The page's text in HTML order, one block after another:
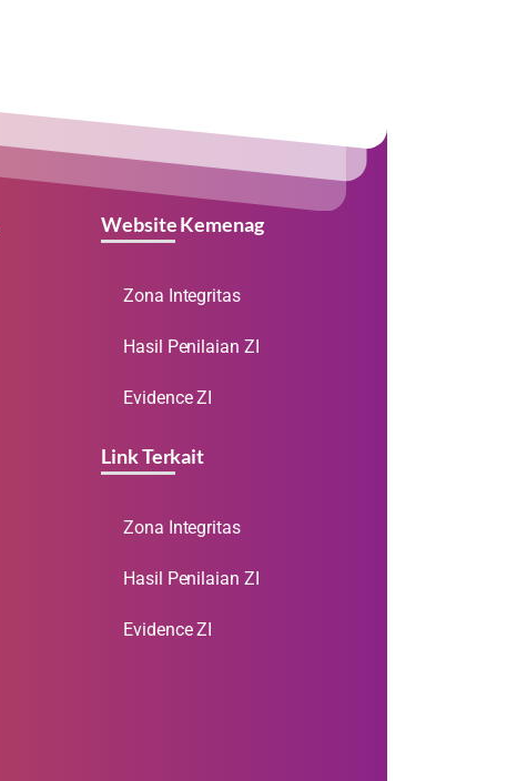
Website Kemenag
Zona Integritas
Hasil Penilaian ZI
Evidence ZI
Link Terkait
Zona Integritas
Hasil Penilaian ZI
Evidence ZI